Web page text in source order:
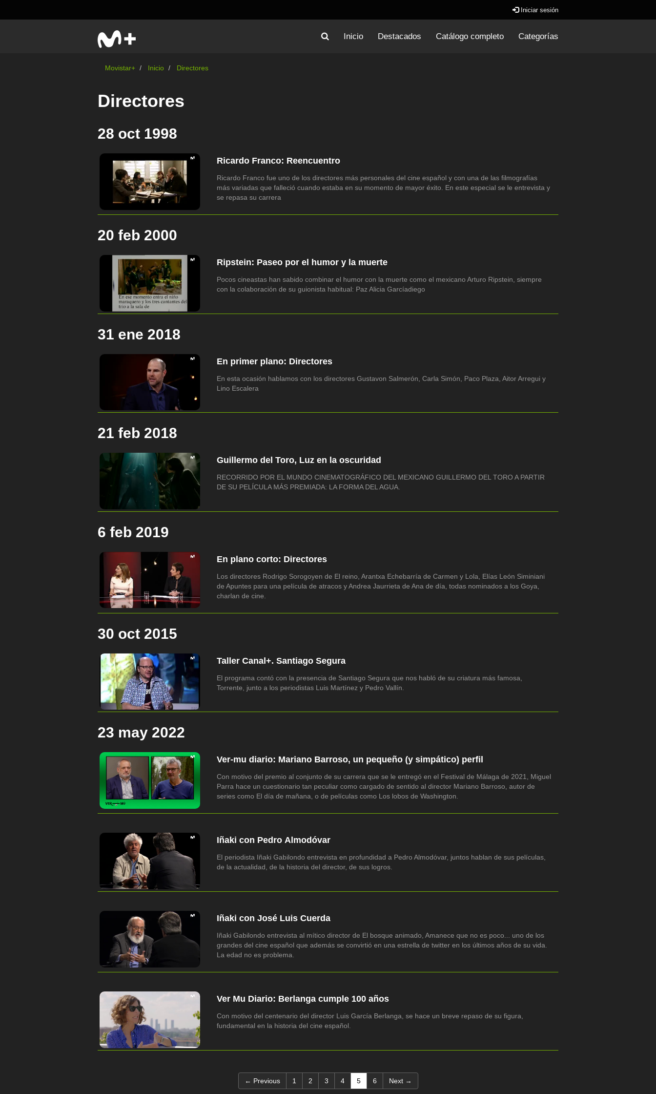
Iniciar sesión
Inicio Destacados Catálogo completo Categorías
Movistar+ Inicio Directores
Directores
28 oct 1998
Ricardo Franco: Reencuentro
Ricardo Franco fue uno de los directores más personales del cine español y con una de las filmografías
más variadas que falleció cuando estaba en su momento de mayor éxito. En este especial se le entrevista y
se repasa su carrera
20 feb 2000
Ripstein: Paseo por el humor y la muerte
Pocos cineastas han sabido combinar el humor con la muerte como el mexicano Arturo Ripstein, siempre
con la colaboración de su guionista habitual: Paz Alicia Garcíadiego
31 ene 2018
En primer plano: Directores
En esta ocasión hablamos con los directores Gustavon Salmerón, Carla Simón, Paco Plaza, Aitor Arregui y
Lino Escalera
21 feb 2018
Guillermo del Toro, Luz en la oscuridad
RECORRIDO POR EL MUNDO CINEMATOGRÁFICO DEL MEXICANO GUILLERMO DEL TORO A PARTIR
DE SU PELÍCULA MÁS PREMIADA: LA FORMA DEL AGUA.
6 feb 2019
En plano corto: Directores
Los directores Rodrigo Sorogoyen de El reino, Arantxa Echebarría de Carmen y Lola, Elías León Siminiani
de Apuntes para una película de atracos y Andrea Jaurrieta de Ana de día, todas nominados a los Goya,
charlan de cine.
30 oct 2015
Taller Canal+. Santiago Segura
El programa contó con la presencia de Santiago Segura que nos habló de su criatura más famosa,
Torrente, junto a los periodistas Luis Martínez y Pedro Vallín.
23 may 2022
Ver-mu diario: Mariano Barroso, un pequeño (y simpático) perfil
Con motivo del premio al conjunto de su carrera que se le entregó en el Festival de Málaga de 2021, Miguel
Parra hace un cuestionario tan peculiar como cargado de sentido al director Mariano Barroso, autor de
series como El día de mañana, o de películas como Los lobos de Washington.
Iñaki con Pedro Almodóvar
El periodista Iñaki Gabilondo entrevista en profundidad a Pedro Almodóvar, juntos hablan de sus películas,
de la actualidad, de la historia del director, de sus logros.
Iñaki con José Luis Cuerda
Iñaki Gabilondo entrevista al mítico director de El bosque animado, Amanece que no es poco... uno de los
grandes del cine español que además se convirtió en una estrella de twitter en los últimos años de su vida.
La edad no es problema.
Ver Mu Diario: Berlanga cumple 100 años
Con motivo del centenario del director Luis García Berlanga, se hace un breve repaso de su figura,
fundamental en la historia del cine español.
← Previous 1 2 3 4 5(current)
6 Next →